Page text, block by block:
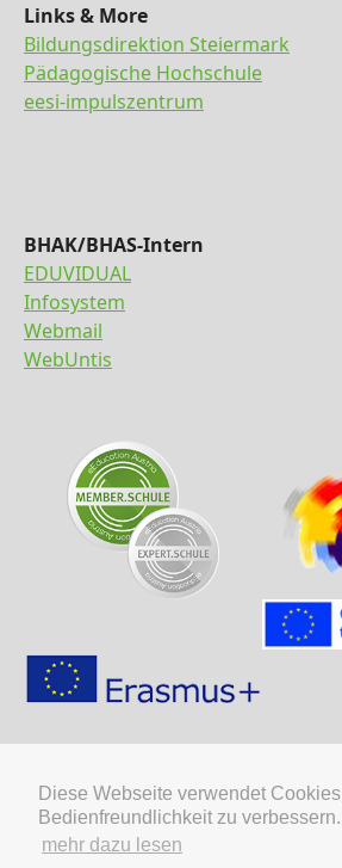
Diese Webseite verwendet
Bedienfreundlichkeit zu verbessern.
mehr dazu lesen
Links & More
Bildungsdirektion Steiermark
Pädagogische Hochschule
eesi-impulszentrum
BHAK/BHAS-Intern
EDUVIDUAL
Infosystem
Webmail
WebUntis